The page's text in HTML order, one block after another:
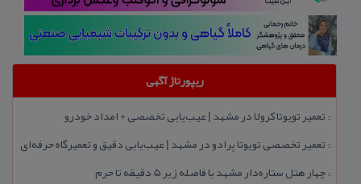
ریپورتاژ آگهی
:: تعمیر تویوتا كرولا در مشهد | عیب‌یابی تخصصی + امداد خودرو
:: تعمیر تخصصی تویوتا پرادو در مشهد | عیب‌یابی دقیق و تعمیرگاه حرفه‌ای
::چهار هتل‌ ستاره‌دار مشهد با فاصله زیر 5 دقیقه تا حرم